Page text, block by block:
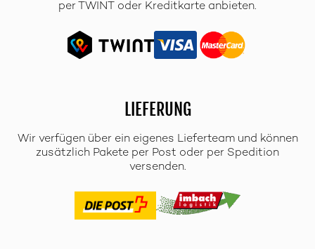
per TWINT oder Kreditkarte anbieten.
LIEFERUNG
Wir verfügen über ein eigenes Lieferteam und können
zusätzlich Pakete per Post oder per Spedition
versenden.